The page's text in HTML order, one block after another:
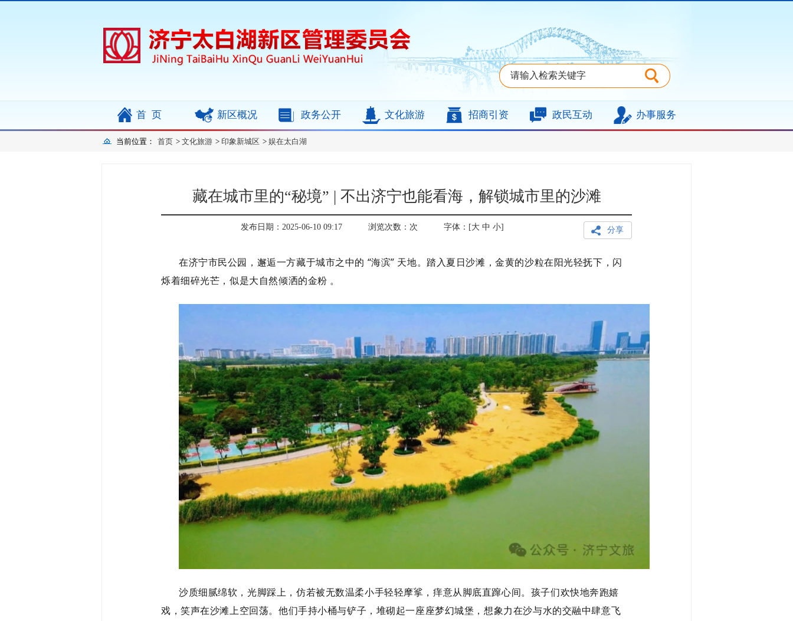
首页 新区概况 政务公开 文化旅游 招商引资 政民互动 办事服务
当前位置： 首页 > 文化旅游 > 印象新城区 > 娱在太白湖
藏在城市里的“秘境” | 不出济宁也能看海，解锁城市里的沙滩
发布日期：2025-06-10 09:17 浏览次数： 次 字体：[大 中 小] 分享
在济宁市民公园，邂逅一方藏于城市之中的 “海滨” 天地。踏入夏日沙滩，金黄的沙粒在阳光轻抚下，闪
烁着细碎光芒，似是大自然倾洒的金粉 。
沙质细腻绵软，光脚踩上，仿若被无数温柔小手轻轻摩挲，痒意从脚底直蹿心间。孩子们欢快地奔跑嬉
戏，笑声在沙滩上空回荡。他们手持小桶与铲子，堆砌起一座座梦幻城堡，想象力在沙与水的交融中肆意飞